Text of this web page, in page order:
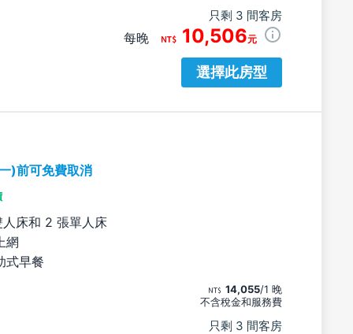
只剩 3 間客房
每晚 10,506元
選擇此房型
)前可免費取消
人床和 2 張單人床
網
式早餐
14,055/1 晚
不含稅金和服務費
只剩 3 間客房